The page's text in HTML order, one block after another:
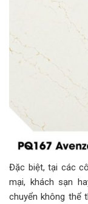
Đặc biệt, tại các
mại, khách sạn
chuyển không thể